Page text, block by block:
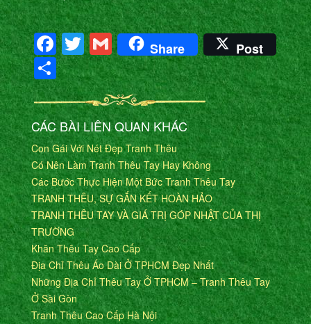
Facebook
Twitter
Gmail
Share Post
Share
CÁC BÀI LIÊN QUAN KHÁC
Con Gái Với Nét Đẹp Tranh Thêu
Có Nên Làm Tranh Thêu Tay Hay Không
Các Bước Thực Hiện Một Bức Tranh Thêu Tay
TRANH THÊU, SỰ GẮN KẾT HOÀN HẢO
TRANH THÊU TAY VÀ GIÁ TRỊ GÓP NHẬT CỦA THỊ
TRƯỜNG
Khăn Thêu Tay Cao Cấp
Địa Chỉ Thêu Áo Dài Ở TPHCM Đẹp Nhất
Những Địa Chỉ Thêu Tay Ở TPHCM – Tranh Thêu Tay
Ở Sài Gòn
Tranh Thêu Cao Cấp Hà Nội